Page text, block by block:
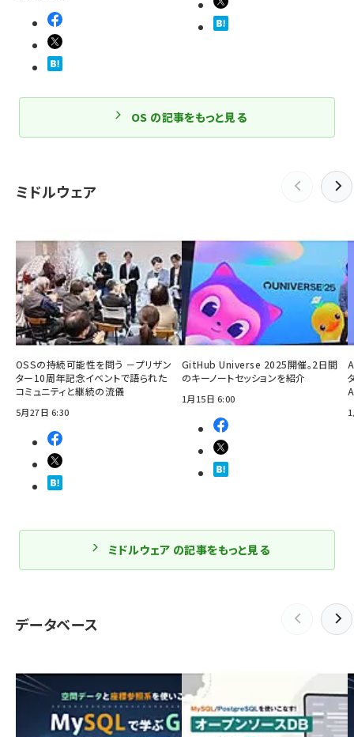
OS の記事をもっと見る
ミドルウェア
OSSの持続可能性を問う －プリザン
ター10周年記念イベントで語られた
コミュニティと継続の流儀
5月27日 6:30
GitHub Universe 2025開催。2日間
のキーノートセッションを紹介
1月15日 6:00
ミドルウェア の記事をもっと見る
データベース